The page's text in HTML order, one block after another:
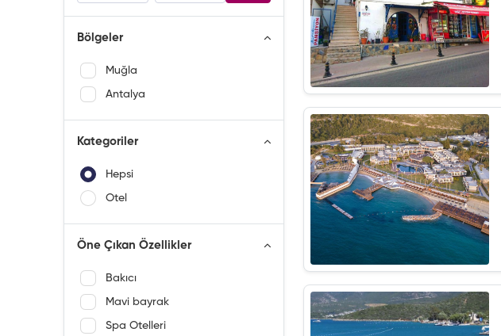
Bölgeler
Muğla
Antalya
Kategoriler
Hepsi
Otel
Öne Çıkan Özellikler
Bakıcı
Mavi bayrak
Spa Otelleri